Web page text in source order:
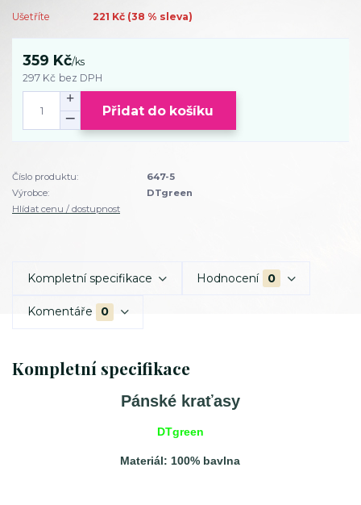
Ušetříte 221 Kč (38 % sleva)
359 Kč/ks
297 Kč bez DPH
Přidat do košíku
Číslo produktu:
647-5
Výrobce:
DTgreen
Hlídat cenu / dostupnost
Kompletní specifikace Hodnocení 0
Komentáře 0
Kompletní specifikace
Pánské kraťasy
DTgreen
Materiál: 100% bavlna